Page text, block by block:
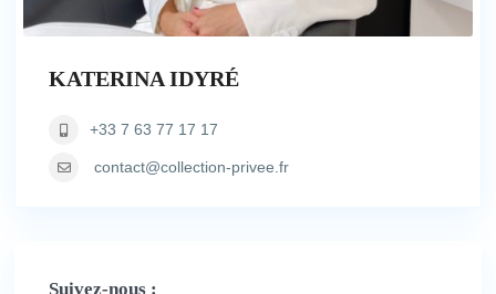
KATERINA IDYRÉ
+33 7 63 77 17 17
contact@collection-privee.fr
Suivez-nous :